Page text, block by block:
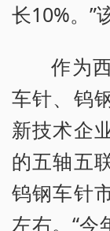
长10%。”
作为
车针、钨
新技术企
的五轴五
钨钢车针
左右。“今